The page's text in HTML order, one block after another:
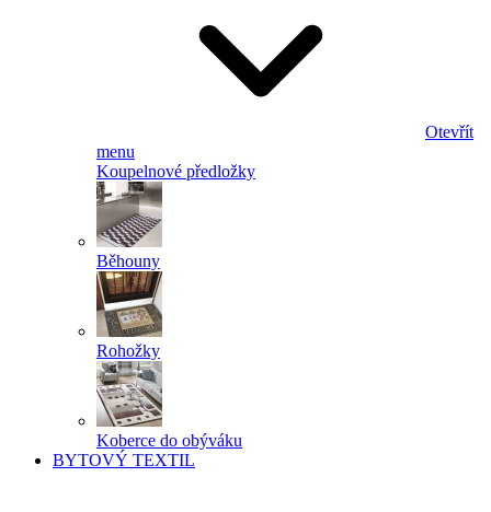
Otevřít
menu
Koupelnové předložky
Běhouny
Rohožky
Koberce do obýváku
BYTOVÝ TEXTIL